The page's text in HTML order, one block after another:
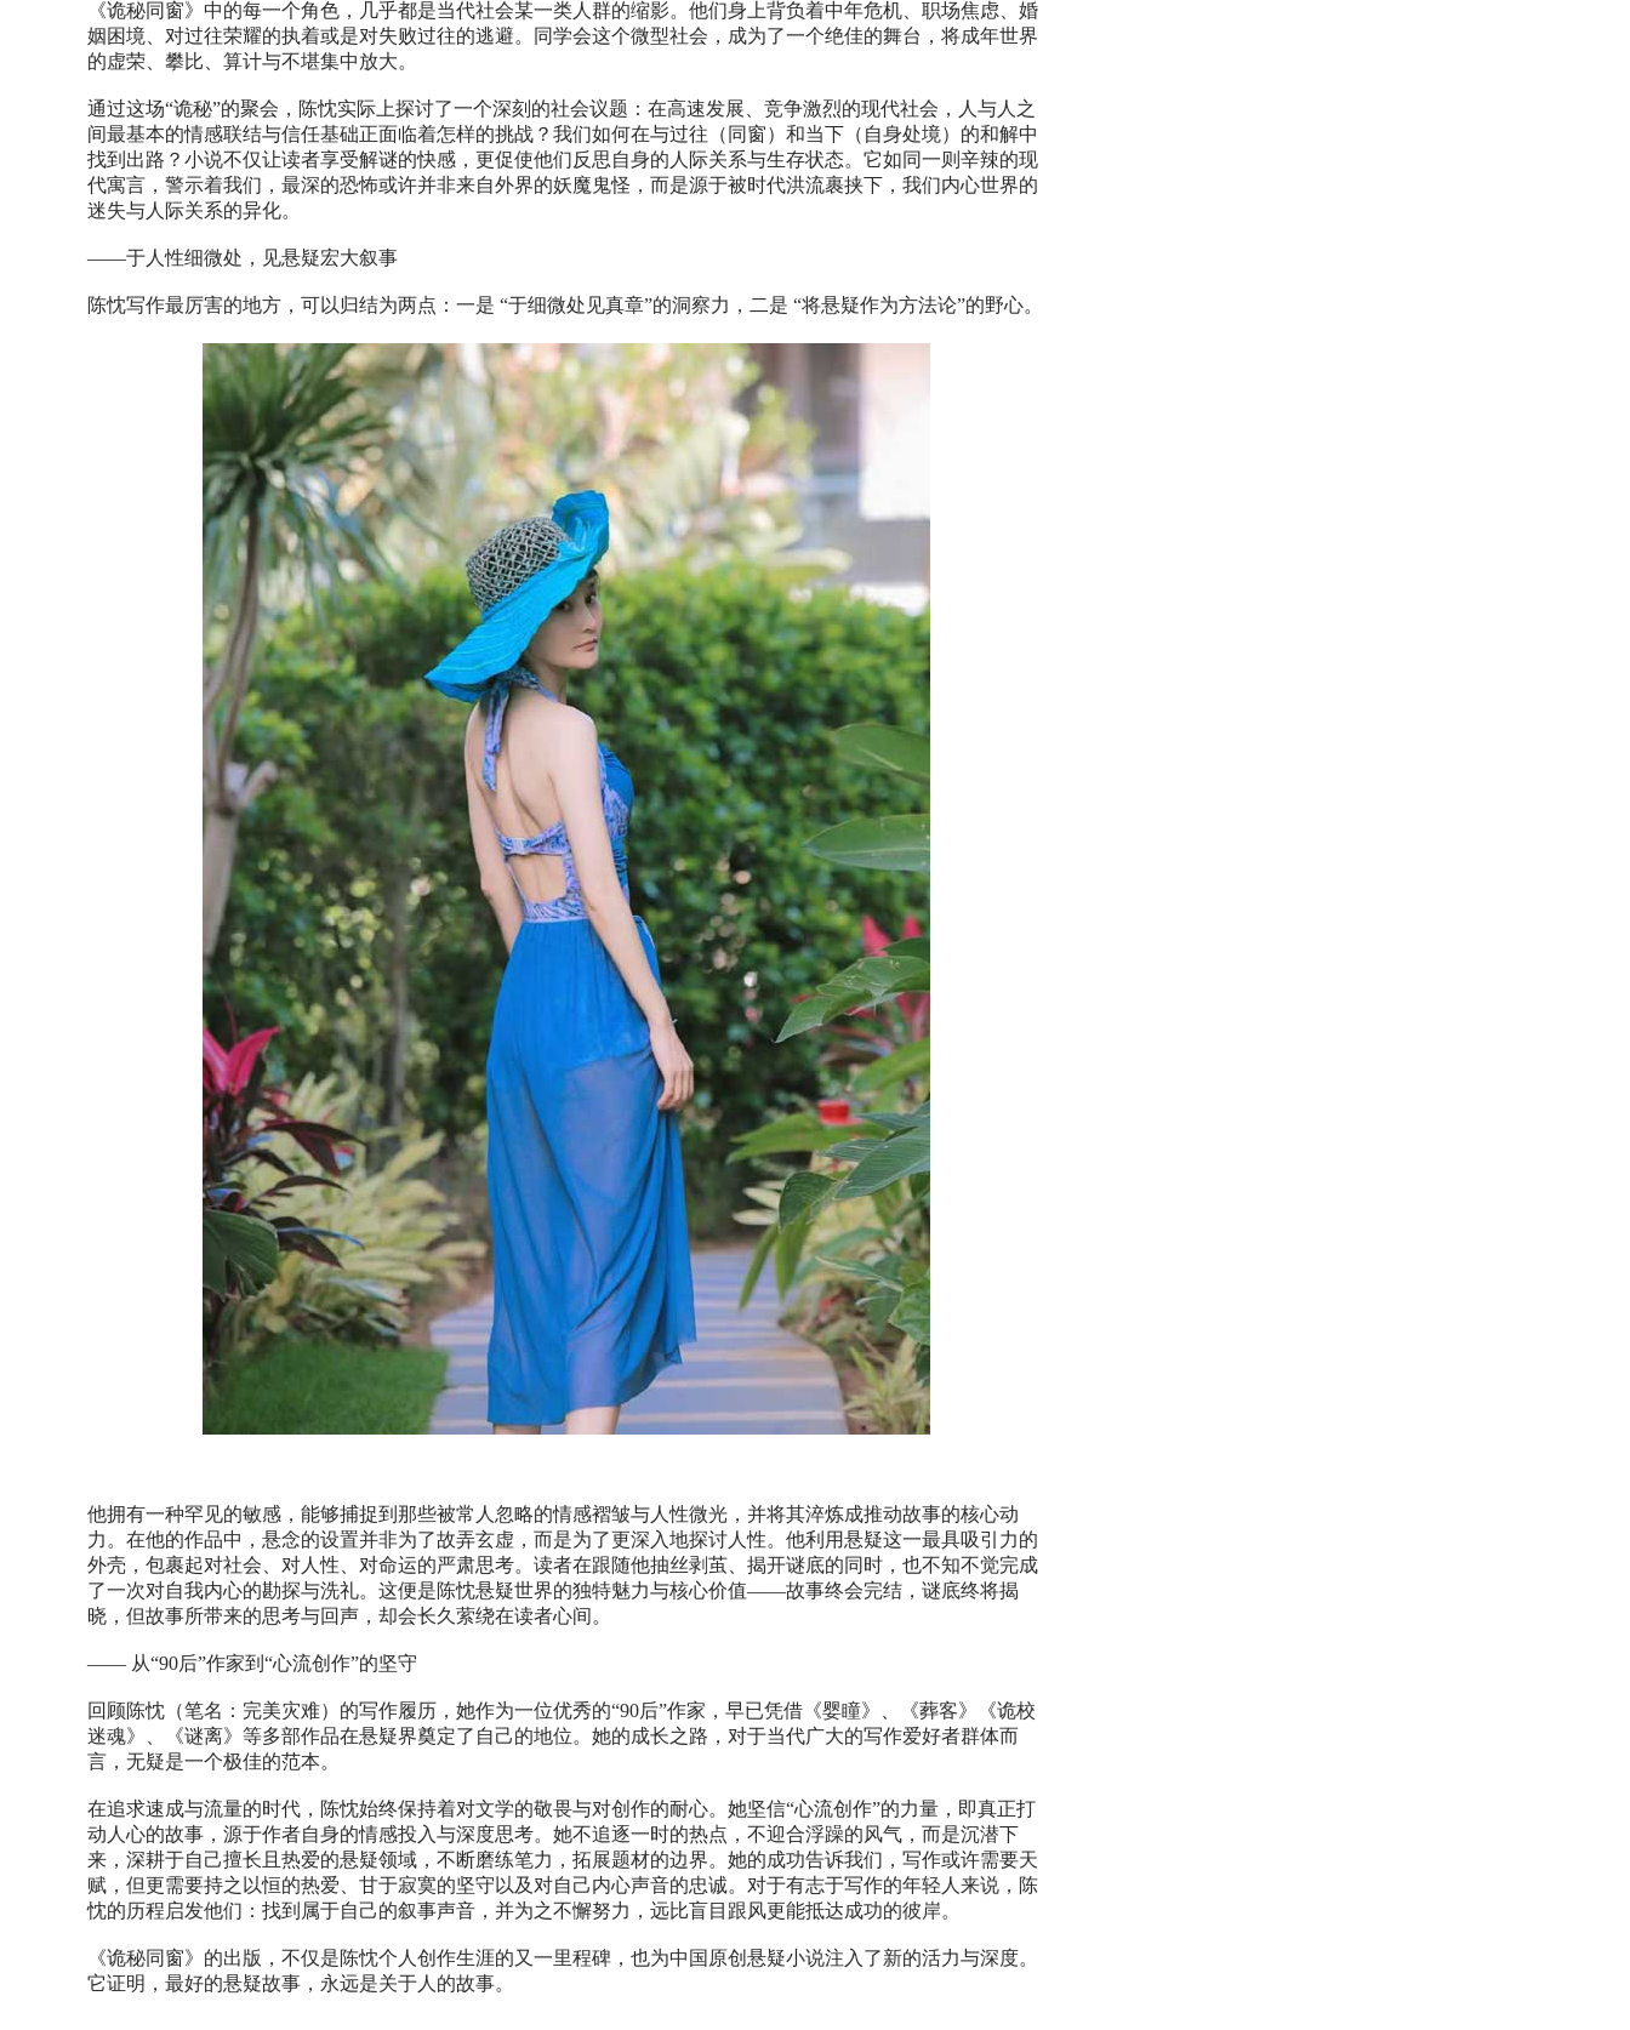
《诡秘同窗》中的每一个角色，几乎都是当代社会某一类人群的缩影。他们身上背负着中年危机、职场焦虑、婚
姻困境、对过往荣耀的执着或是对失败过往的逃避。同学会这个微型社会，成为了一个绝佳的舞台，将成年世界
的虚荣、攀比、算计与不堪集中放大。
通过这场“诡秘”的聚会，陈忱实际上探讨了一个深刻的社会议题：在高速发展、竞争激烈的现代社会，人与人之
间最基本的情感联结与信任基础正面临着怎样的挑战？我们如何在与过往（同窗）和当下（自身处境）的和解中
找到出路？小说不仅让读者享受解谜的快感，更促使他们反思自身的人际关系与生存状态。它如同一则辛辣的现
代寓言，警示着我们，最深的恐怖或许并非来自外界的妖魔鬼怪，而是源于被时代洪流裹挟下，我们内心世界的
迷失与人际关系的异化。
——于人性细微处，见悬疑宏大叙事
陈忱写作最厉害的地方，可以归结为两点：一是 “于细微处见真章”的洞察力，二是 “将悬疑作为方法论”的野心。
他拥有一种罕见的敏感，能够捕捉到那些被常人忽略的情感褶皱与人性微光，并将其淬炼成推动故事的核心动
力。在他的作品中，悬念的设置并非为了故弄玄虚，而是为了更深入地探讨人性。他利用悬疑这一最具吸引力的
外壳，包裹起对社会、对人性、对命运的严肃思考。读者在跟随他抽丝剥茧、揭开谜底的同时，也不知不觉完成
了一次对自我内心的勘探与洗礼。这便是陈忱悬疑世界的独特魅力与核心价值——故事终会完结，谜底终将揭
晓，但故事所带来的思考与回声，却会长久萦绕在读者心间。
—— 从“90后”作家到“心流创作”的坚守
回顾陈忱（笔名：完美灾难）的写作履历，她作为一位优秀的“90后”作家，早已凭借《婴瞳》、《葬客》《诡校
迷魂》、《谜离》等多部作品在悬疑界奠定了自己的地位。她的成长之路，对于当代广大的写作爱好者群体而
言，无疑是一个极佳的范本。
在追求速成与流量的时代，陈忱始终保持着对文学的敬畏与对创作的耐心。她坚信“心流创作”的力量，即真正打
动人心的故事，源于作者自身的情感投入与深度思考。她不追逐一时的热点，不迎合浮躁的风气，而是沉潜下
来，深耕于自己擅长且热爱的悬疑领域，不断磨练笔力，拓展题材的边界。她的成功告诉我们，写作或许需要天
赋，但更需要持之以恒的热爱、甘于寂寞的坚守以及对自己内心声音的忠诚。对于有志于写作的年轻人来说，陈
忱的历程启发他们：找到属于自己的叙事声音，并为之不懈努力，远比盲目跟风更能抵达成功的彼岸。
《诡秘同窗》的出版，不仅是陈忱个人创作生涯的又一里程碑，也为中国原创悬疑小说注入了新的活力与深度。
它证明，最好的悬疑故事，永远是关于人的故事。